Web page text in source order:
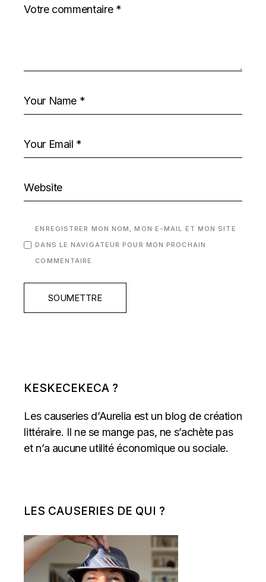
ENREGISTRER MON NOM, MON E-MAIL ET MON SITE
DANS LE NAVIGATEUR POUR MON PROCHAIN
COMMENTAIRE.
SOUMETTRE
KESKECEKECA ?
Les causeries d’Aurelia est un blog de création
littéraire. Il ne se mange pas, ne s’achète pas
et n’a aucune utilité économique ou sociale.
LES CAUSERIES DE QUI ?